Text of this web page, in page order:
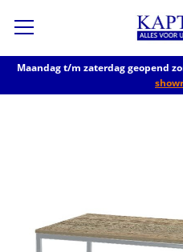
Maandag t/m zaterdag geopend